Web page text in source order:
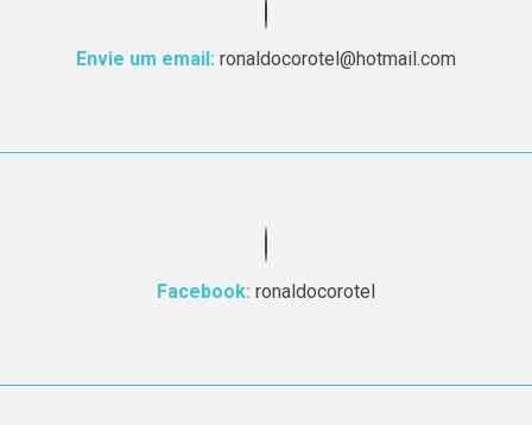
Envie um email: ronaldocorotel@hotmail.com
Facebook: ronaldocorotel